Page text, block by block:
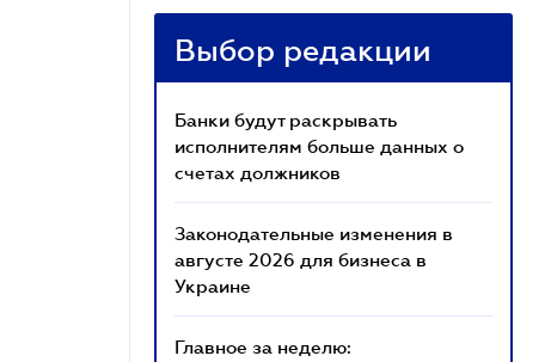
Выбор редакции
Банки будут раскрывать
исполнителям больше данных о
счетах должников
Законодательные изменения в
августе 2026 для бизнеса в
Украине
Главное за неделю: